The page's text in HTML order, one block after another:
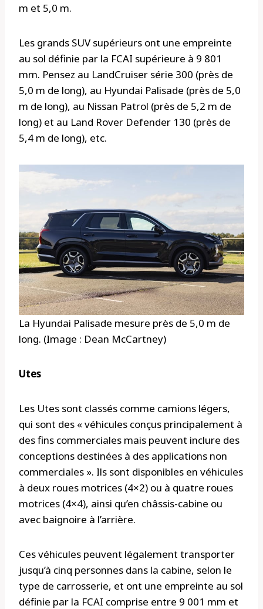
m et 5,0 m.
Les grands SUV supérieurs ont une empreinte
au sol définie par la FCAI supérieure à 9 801
mm. Pensez au LandCruiser série 300 (près de
5,0 m de long), au Hyundai Palisade (près de 5,0
m de long), au Nissan Patrol (près de 5,2 m de
long) et au Land Rover Defender 130 (près de
5,4 m de long), etc.
La Hyundai Palisade mesure près de 5,0 m de
long. (Image : Dean McCartney)
Utes
Les Utes sont classés comme camions légers,
qui sont des « véhicules conçus principalement à
des fins commerciales mais peuvent inclure des
conceptions destinées à des applications non
commerciales ». Ils sont disponibles en véhicules
à deux roues motrices (4×2) ou à quatre roues
motrices (4×4), ainsi qu’en châssis-cabine ou
avec baignoire à l’arrière.
Ces véhicules peuvent légalement transporter
jusqu’à cinq personnes dans la cabine, selon le
type de carrosserie, et ont une empreinte au sol
définie par la FCAI comprise entre 9 001 mm et